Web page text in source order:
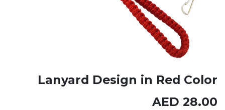
Lanyard Design in Red Color
28.00